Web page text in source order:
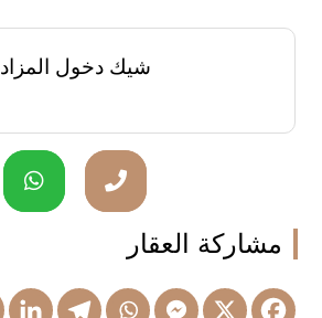
شيك دخول المزاد
مشاركة العقار